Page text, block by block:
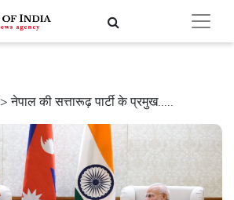
> नेपाल की सत्तारूढ़ पार्टी के प्रमुख.....